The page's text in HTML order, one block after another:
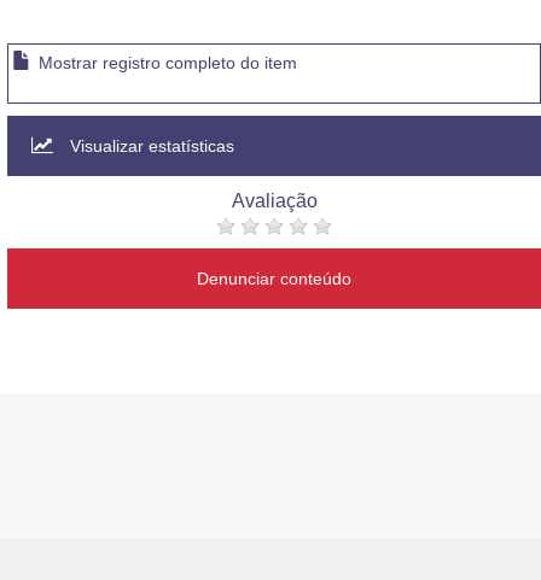
Mostrar registro completo do item
Visualizar estatísticas
Avaliação
Denunciar conteúdo